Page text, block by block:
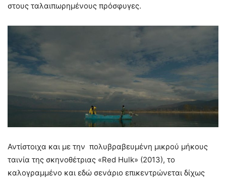
στους ταλαιπωρημένους πρόσφυγες.
Αντίστοιχα και με την πολυβραβευμένη μικρού μήκους
ταινία της σκηνοθέτριας «Red Hulk» (2013), το
καλογραμμένο και εδώ σενάριο επικεντρώνεται δίχως